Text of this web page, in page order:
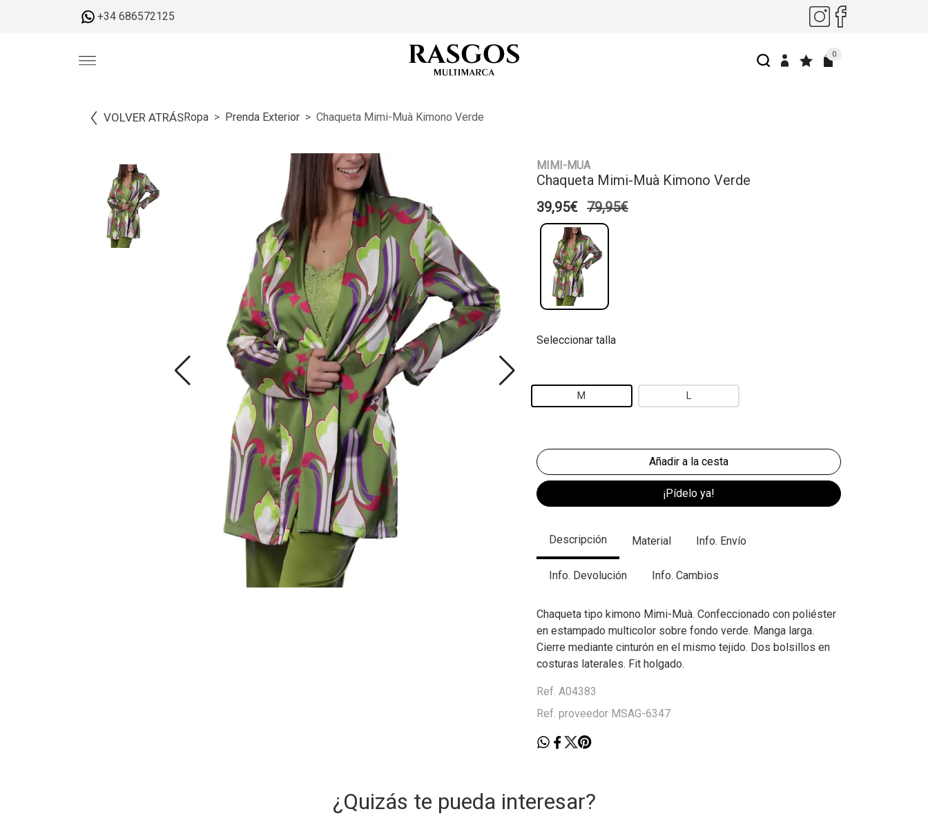
+34 686572125
0
VOLVER ATRÁSRopa Prenda Exterior Chaqueta Mimi-Muà Kimono Verde
MIMI-MUA
Chaqueta Mimi-Muà Kimono Verde
39,95€ 79,95€
Seleccionar talla
M L
¡Pídelo ya!
Descripción Material Info. Envío
Info. Devolución Info. Cambios
Chaqueta tipo kimono Mimi-Muà. Confeccionado con poliéster
en estampado multicolor sobre fondo verde. Manga larga.
Cierre mediante cinturón en el mismo tejido. Dos bolsillos en
costuras laterales. Fit holgado.
Ref. A04383
Ref. proveedor MSAG-6347
¿Quizás te pueda interesar?